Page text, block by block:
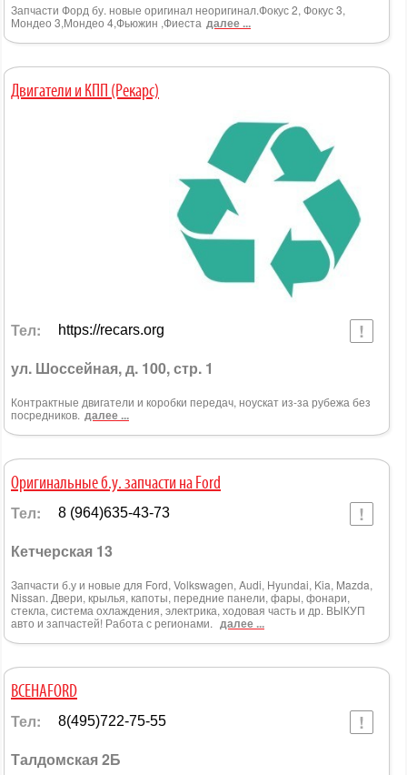
Запчасти Форд бу. новые оригинал неоригинал.Фокус 2, Фокус 3,
Мондео 3,Мондео 4,Фьюжин ,Фиеста далее ...
Двигатели и КПП (Рекарс)
Тел: https://recars.org
ул. Шоссейная, д. 100, стр. 1
Контрактные двигатели и коробки передач, ноускат из-за рубежа без
посредников. далее ...
Оригинальные б.у. запчасти на Ford
Тел: 8 (964)635-43-73
Кетчерская 13
Запчасти б.у и новые для Ford, Volkswagen, Audi, Hyundai, Kia, Mazda,
Nissan. Двери, крылья, капоты, передние панели, фары, фонари,
стекла, система охлаждения, электрика, ходовая часть и др. ВЫКУП
авто и запчастей! Работа с регионами. далее ...
ВСЕНАFORD
Тел: 8(495)722-75-55
Талдомская 2Б